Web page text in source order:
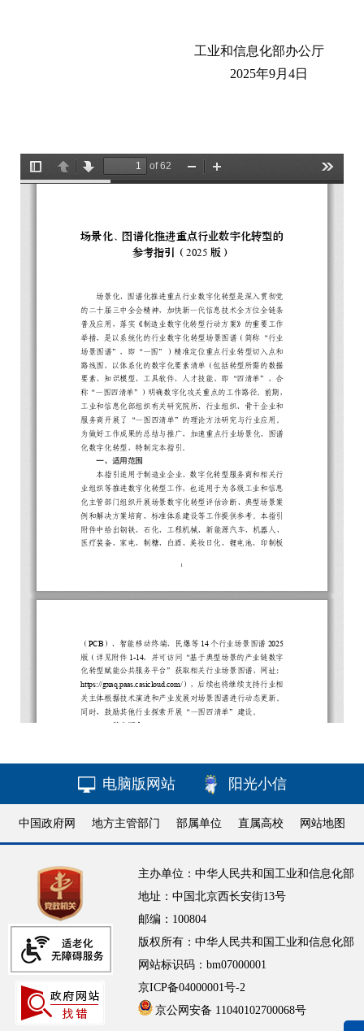
工业和信息化部办公厅
2025年9月4日
电脑版网站 阳光小信
中国政府网 地方主管部门 部属单位 直属高校 网站地图
主办单位：中华人民共和国工业和信息化部
地址：中国北京西长安街13号
邮编：100804
版权所有：中华人民共和国工业和信息化部
网站标识码：bm07000001
京ICP备04000001号-2
京公网安备 11040102700068号